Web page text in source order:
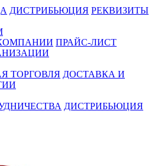
ДИСТРИБЬЮЦИЯ РЕКВИЗИТЫ
ПРАЙС-ЛИСТ
ТОРГОВЛЯ ДОСТАВКА И
ДИСТРИБЬЮЦИЯ